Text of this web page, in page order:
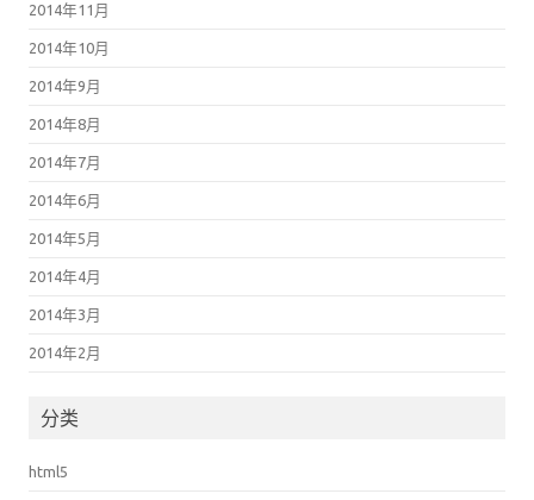
2014年11月
2014年10月
2014年9月
2014年8月
2014年7月
2014年6月
2014年5月
2014年4月
2014年3月
2014年2月
分类
html5